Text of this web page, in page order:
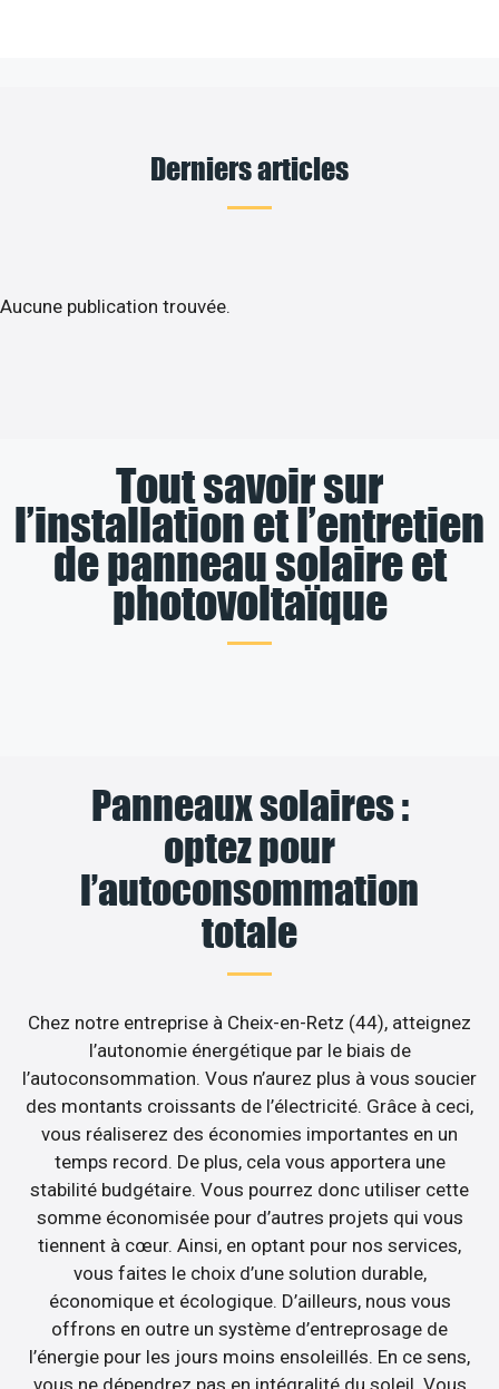
Derniers articles
Aucune publication trouvée.
Tout savoir sur
l’installation et l’entretien
de panneau solaire et
photovoltaïque
Panneaux solaires :
optez pour
l’autoconsommation
totale
Chez notre entreprise à Cheix-en-Retz (44), atteignez
l’autonomie énergétique par le biais de
l’autoconsommation. Vous n’aurez plus à vous soucier
des montants croissants de l’électricité. Grâce à ceci,
vous réaliserez des économies importantes en un
temps record. De plus, cela vous apportera une
stabilité budgétaire. Vous pourrez donc utiliser cette
somme économisée pour d’autres projets qui vous
tiennent à cœur. Ainsi, en optant pour nos services,
vous faites le choix d’une solution durable,
économique et écologique. D’ailleurs, nous vous
offrons en outre un système d’entreprosage de
l’énergie pour les jours moins ensoleillés. En ce sens,
vous ne dépendrez pas en intégralité du soleil. Vous